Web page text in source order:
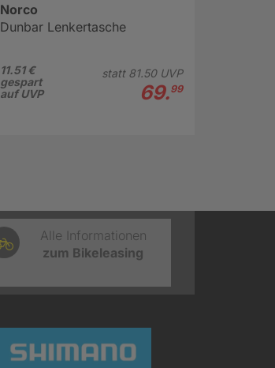
Norco
Dunbar Lenkertasche
11.51 €
gespart
auf UVP
statt 81.50UVP
69.99
Alle Informationen
zum Bikeleasing